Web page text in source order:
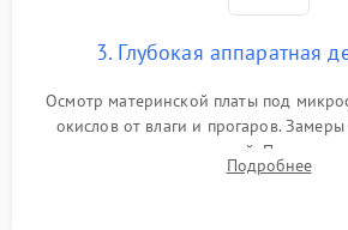
3. Глубокая аппаратная
Осмотр материнской платы под
окислов от влаги и прогаров.
дежурных напряжений. Проверка
мультиконтроллера, процессора
Подробнее